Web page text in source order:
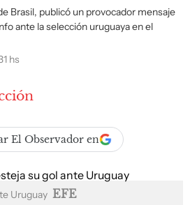
Brasil, publicó un provocador mensaje
ante la selección uruguaya en el
hs
El Observador en
Uruguay EFE